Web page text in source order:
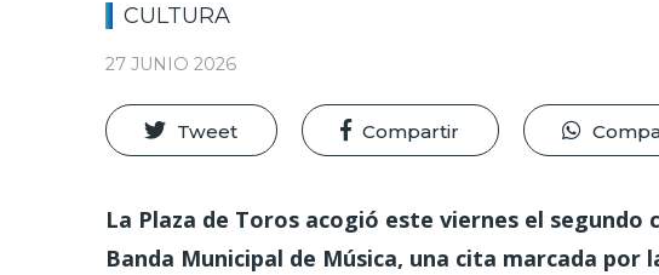
CULTURA
27 JUNIO 2026
Tweet Compartir
La Plaza de Toros acogió este viernes el
Banda Municipal de Música, una cita marcada por